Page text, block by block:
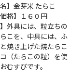
名】金芽米 たらこ
価格】１６０円
】外具には、粒立ちの
こを、中具には、ふ
焼き上げた焼たらこ
（たらこの粒）を使
むすびです。